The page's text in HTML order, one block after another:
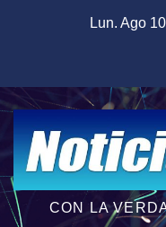
Lun. Ago
CON LA